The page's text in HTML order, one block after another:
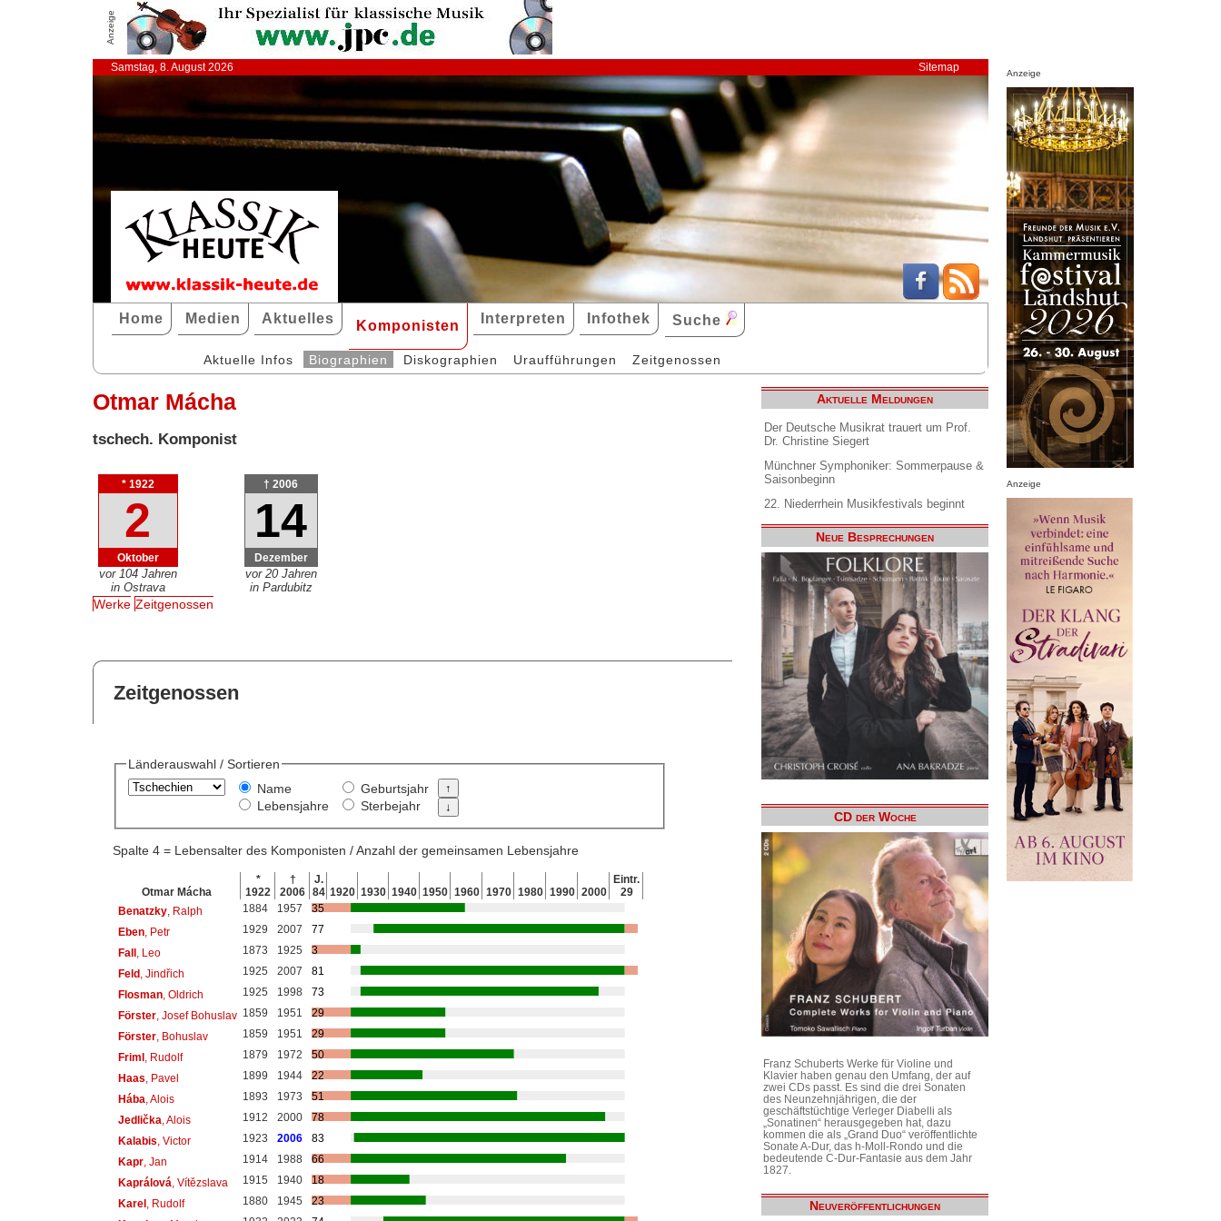
Anzeige
Samstag, 8. August 2026 Sitemap
Home Medien Aktuelles Komponisten Interpreten Infothek Suche
Aktuelle Infos Biographien Diskographien Uraufführungen Zeitgenossen
Otmar Mácha
tschech. Komponist
* 1922
2
Oktober
vor 104 Jahren
in Ostrava
† 2006
14
Dezember
vor 20 Jahren
in Pardubitz
Werke Zeitgenossen
Zeitgenossen
Länderauswahl / Sortieren
Name
Lebensjahre
Geburtsjahr
Sterbejahr
Spalte 4 = Lebensalter des Komponisten / Anzahl der gemeinsamen Lebensjahre
Otmar Mácha
*
1922
†
2006
J.
84 1920 1930 1940 1950 1960 1970 1980 1990 2000
Eintr.
29
Benatzky, Ralph 1884 1957
35
Eben, Petr 1929 2007
77
Fall, Leo 1873 1925
3
Feld, Jindřich 1925 2007
81
Flosman, Oldrich 1925 1998
73
Förster, Josef Bohuslav 1859 1951
29
Förster, Bohuslav 1859 1951
29
Friml, Rudolf 1879 1972
50
Haas , Pavel 1899 1944
22
Hába , Alois 1893 1973
51
Jedlička , Alois 1912 2000
78
Kalabis , Victor 1923 2006
83
Kapr, Jan 1914 1988
66
Kaprálová , Vítězslava 1915 1940
18
Karel, Rudolf 1880 1945
23
Aktuelle Meldungen
Der Deutsche Musikrat trauert um Prof.
Dr. Christine Siegert
Münchner Symphoniker: Sommerpause &
Saisonbeginn
22. Niederrhein Musikfestivals beginnt
Neue Besprechungen
CD der Woche
Franz Schuberts Werke für Violine und
Klavier haben genau den Umfang, der auf
zwei CDs passt. Es sind die drei Sonaten
des Neunzehnjährigen, die der
geschäftstüchtige Verleger Diabelli als
„Sonatinen“ herausgegeben hat, dazu
kommen die als „Grand Duo“ veröffentlichte
Sonate A-Dur, das h-Moll-Rondo und die
bedeutende C-Dur-Fantasie aus dem Jahr
1827.
Neuveröffentlichungen
Anzeige
Anzeige